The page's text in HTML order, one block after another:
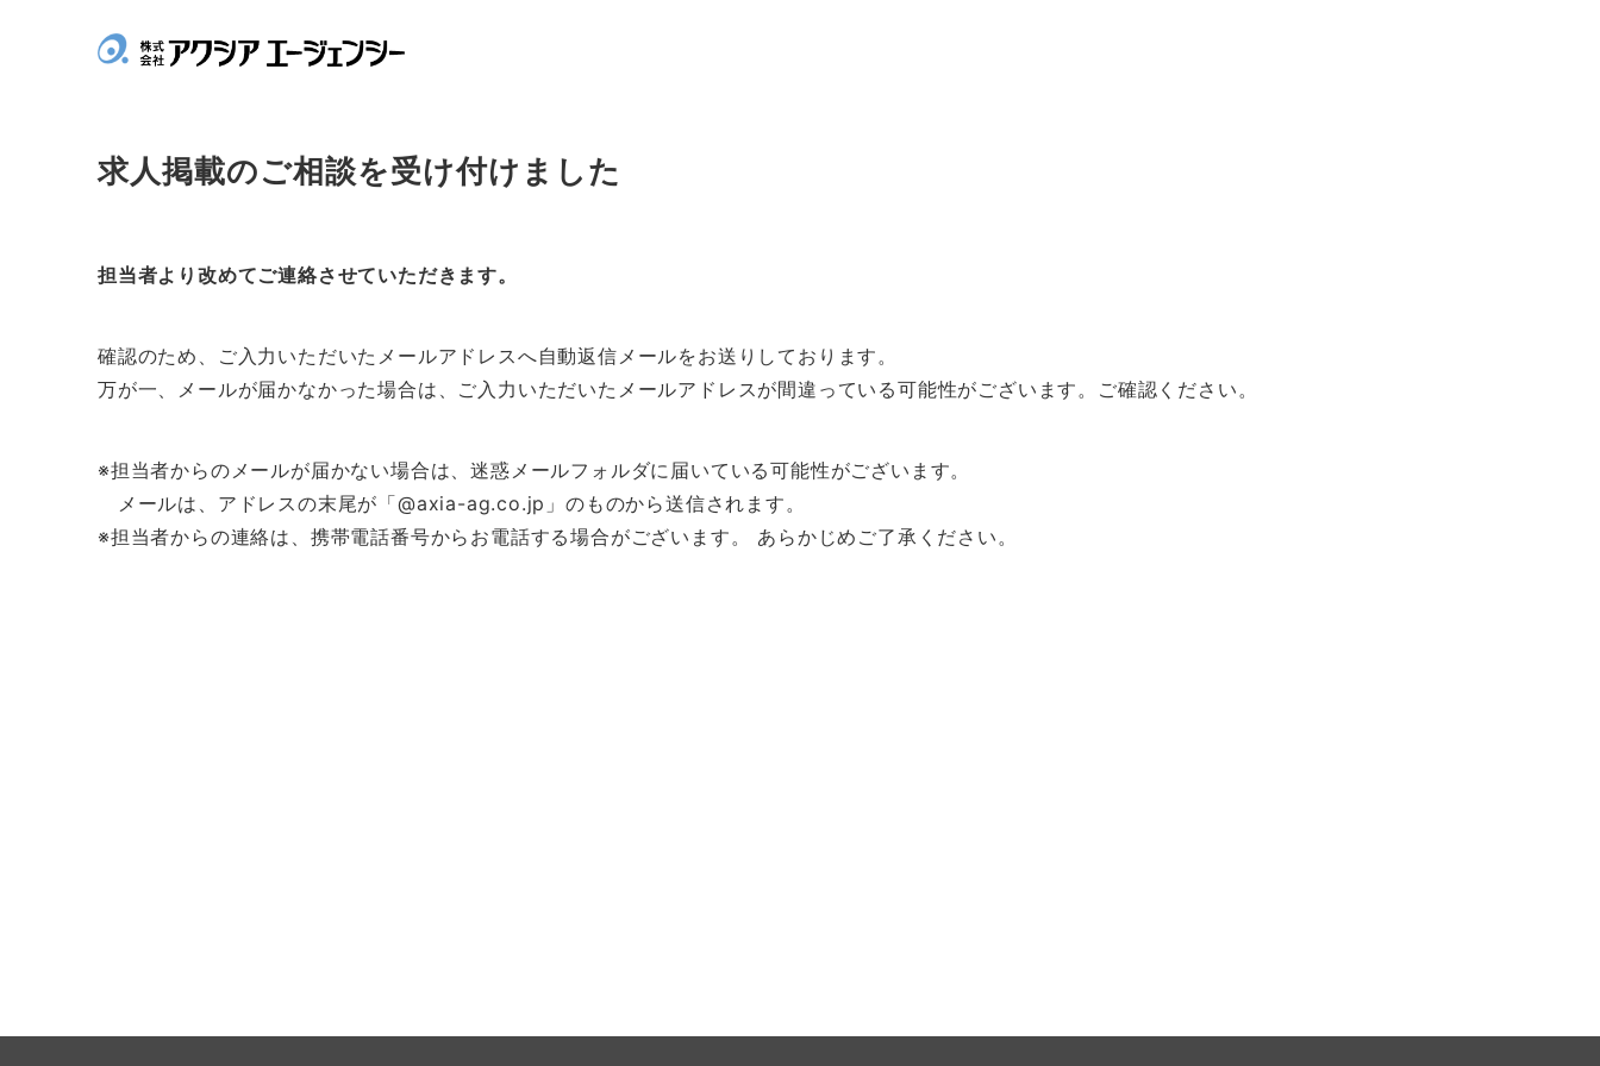
求人掲載のご相談を受け付けました
担当者より改めてご連絡させていただきます。
確認のため、ご入力いただいたメールアドレスへ自動返信メールをお送りしております。
万が一、メールが届かなかった場合は、ご入力いただいたメールアドレスが間違っている可能性がございます。ご確認ください。
※担当者からのメールが届かない場合は、迷惑メールフォルダに届いている可能性がございます。
メールは、アドレスの末尾が「@axia-ag.co.jp」のものから送信されます。
※担当者からの連絡は、携帯電話番号からお電話する場合がございます。 あらかじめご了承ください。